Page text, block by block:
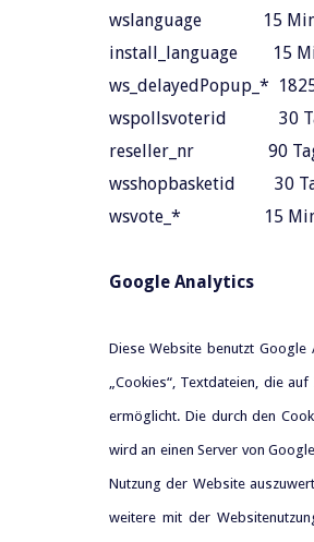
wslanguage 15
install_language 15
ws_delayedPopup_*
wspollsvoterid 30
reseller_nr 90
wsshopbasketid 30
wsvote_* 15 Min.
Google Analytics
Diese Website benutzt Google
„Cookies“, Textdateien, die
ermöglicht. Die durch den
wird an einen Server von
Nutzung der Website
weitere mit der